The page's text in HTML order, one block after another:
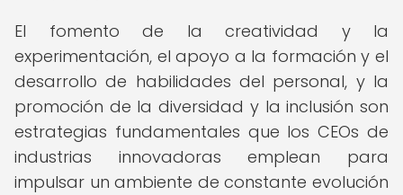
El fomento de la creatividad y la
experimentación, el apoyo a la formación y el
desarrollo de habilidades del personal, y la
promoción de la diversidad y la inclusión son
estrategias fundamentales que los CEOs de
industrias innovadoras emplean para
impulsar un ambiente de constante evolución